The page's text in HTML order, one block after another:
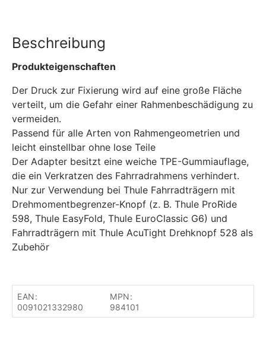
Beschreibung
Produkteigenschaften
Der Druck zur Fixierung wird auf eine große Fläche
verteilt, um die Gefahr einer Rahmenbeschädigung zu
vermeiden.
Passend für alle Arten von Rahmengeometrien und
leicht einstellbar ohne lose Teile
Der Adapter besitzt eine weiche TPE-Gummiauflage,
die ein Verkratzen des Fahrradrahmens verhindert.
Nur zur Verwendung bei Thule Fahrradträgern mit
Drehmomentbegrenzer-Knopf (z. B. Thule ProRide
598, Thule EasyFold, Thule EuroClassic G6) und
Fahrradträgern mit Thule AcuTight Drehknopf 528 als
Zubehör
EAN:
0091021332980
MPN:
984101